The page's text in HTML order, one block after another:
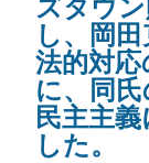
ズタウ
し、岡
法的対
に、同
民主主
した。